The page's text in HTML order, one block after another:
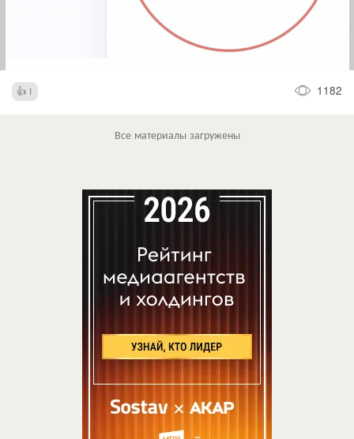
1 1182
Все материалы загружены